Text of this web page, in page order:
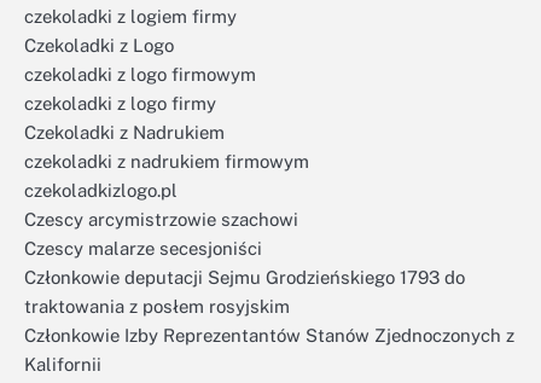
czekoladki z logiem firmy
Czekoladki z Logo
czekoladki z logo firmowym
czekoladki z logo firmy
Czekoladki z Nadrukiem
czekoladki z nadrukiem firmowym
czekoladkizlogo.pl
Czescy arcymistrzowie szachowi
Czescy malarze secesjoniści
Członkowie deputacji Sejmu Grodzieńskiego 1793 do
traktowania z posłem rosyjskim
Członkowie Izby Reprezentantów Stanów Zjednoczonych z
Kalifornii